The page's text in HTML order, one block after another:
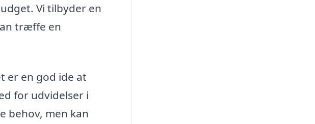
Vi tilbyder en
træffe en
er en god ide at
for udvidelser i
behov, men kan